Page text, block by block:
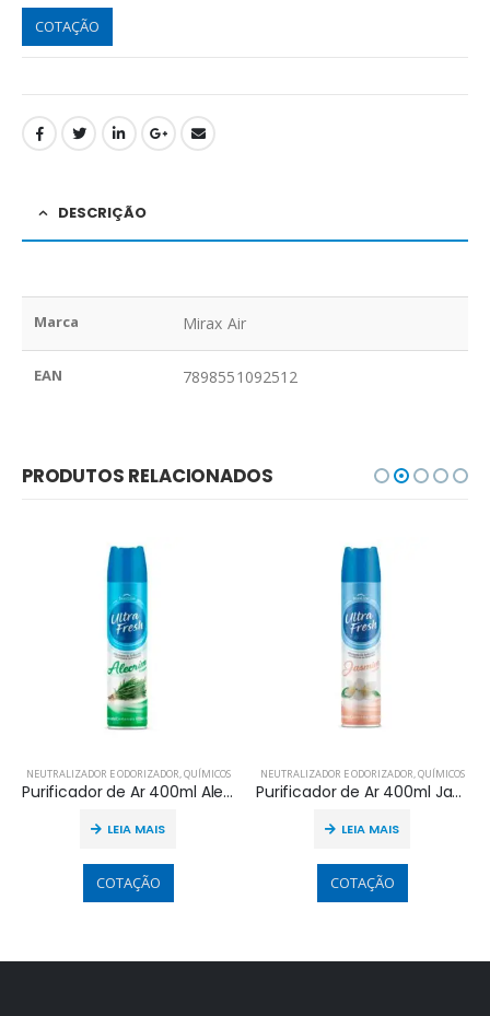
COTAÇÃO
DESCRIÇÃO
Marca Mirax Air
EAN 7898551092512
PRODUTOS RELACIONADOS
NEUTRALIZADOR E ODORIZADOR,QUÍMICOS
Purificador de Ar 400ml Alecrim
LEIA MAIS
COTAÇÃO
NEUTRALIZADOR E ODORIZADOR,QUÍMICOS
Purificador de Ar 400ml Jasmin
LEIA MAIS
COTAÇÃO